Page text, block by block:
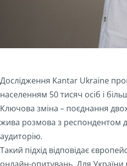
Дослідження Kantar Ukraine
населенням 50 тисяч осіб і
Ключова зміна – поєднання
жива розмова з респондентом
аудиторію.
Такий підхід відповідає